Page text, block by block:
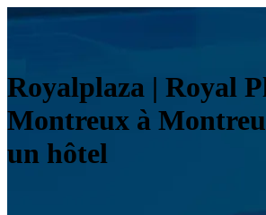
Royalplaza | Royal
Montreux à
un hôtel